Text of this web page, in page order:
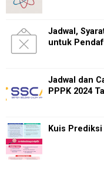
Jadwal,
untuk
Jadwal dan
PPPK 2024
Kuis Prediksi